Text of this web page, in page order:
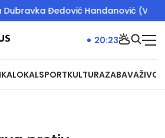
Đedović Handanović (VIDEO)
LOKALSPORTKULTURAZABAVAŽIVOT
20:23